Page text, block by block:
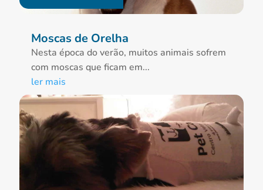
Moscas de Orelha
Nesta época do verão, muitos animais sofrem
com moscas que ficam em...
ler mais